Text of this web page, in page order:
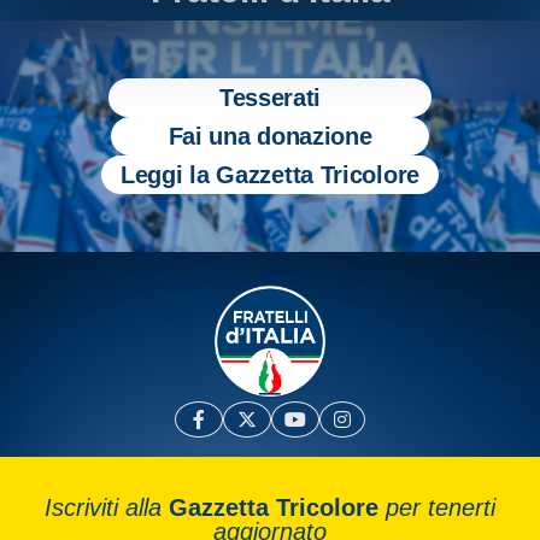
Tesserati
Fai una donazione
Leggi la Gazzetta Tricolore
Iscriviti alla Gazzetta Tricolore per tenerti
aggiornato